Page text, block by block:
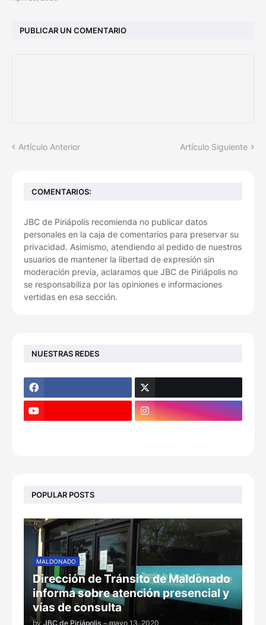
PUBLICAR UN COMENTARIO
Artículo Anterior Artículo Siguiente
COMENTARIOS:
JBC de Piriápolis recomienda no publicar datos
personales en la caja de comentarios para preservar su
privacidad. Asimismo, atendiendo al pedido de nuestros
usuarios de mantener la libertad de expresión sin
moderación previa, aclaramos que JBC de Piriápolis no
se responsabiliza por las opiniones e informaciones
vertidas en esa sección.
NUESTRAS REDES
POPULAR POSTS
MALDONADO
Dirección de Tránsito de Maldonado
informa sobre atención presencial y
vías de consulta
by JBC de Piriápolis - mayo 13, 2020